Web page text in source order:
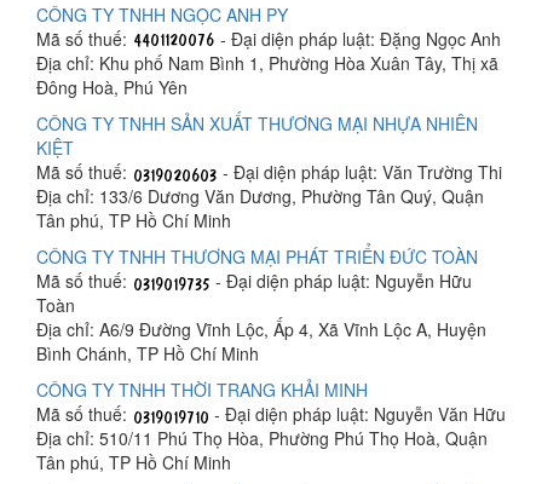
CÔNG TY TNHH NGỌC ANH PY
Mã số thuế:
- Đại diện pháp luật: Đặng Ngọc Anh
Địa chỉ: Khu phố Nam Bình 1, Phường Hòa Xuân Tây, Thị xã
Đông Hoà, Phú Yên
CÔNG TY TNHH SẢN XUẤT THƯƠNG MẠI NHỰA NHIÊN
KIỆT
Mã số thuế:
- Đại diện pháp luật: Văn Trường Thi
Địa chỉ: 133/6 Dương Văn Dương, Phường Tân Quý, Quận
Tân phú, TP Hồ Chí Minh
CÔNG TY TNHH THƯƠNG MẠI PHÁT TRIỂN ĐỨC TOÀN
Mã số thuế:
- Đại diện pháp luật: Nguyễn Hữu
Toàn
Địa chỉ: A6/9 Đường Vĩnh Lộc, Ấp 4, Xã Vĩnh Lộc A, Huyện
Bình Chánh, TP Hồ Chí Minh
CÔNG TY TNHH THỜI TRANG KHẢI MINH
Mã số thuế:
- Đại diện pháp luật: Nguyễn Văn Hữu
Địa chỉ: 510/11 Phú Thọ Hòa, Phường Phú Thọ Hoà, Quận
Tân phú, TP Hồ Chí Minh